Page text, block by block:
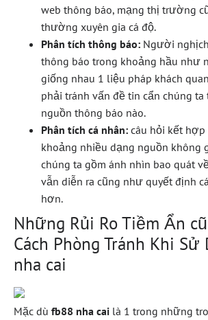
web thông báo, mạng thị trường
thường xuyên gia cá độ.
Phân tích thông báo: Người
thông báo trong khoảng hầu như
giống nhau 1 liệu pháp khách
phải tránh vấn đề tin cẩn chúng ta
nguồn thông báo nào.
Phân tích cá nhân: câu hỏi kết
khoảng nhiều dạng nguồn không
chúng ta gồm ánh nhìn bao quát
vẫn diễn ra cũng như quyết định
hơn.
Những Rủi Ro Tiềm Ẩn
Cách Phòng Tránh Khi Sử
nha cai
Mặc dù fb88 nha cai là 1 trong những